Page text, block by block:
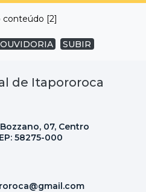
conteúdo [2]
OUVIDORIA SUBIR
de Itapororoca
07, Centro
58275-000